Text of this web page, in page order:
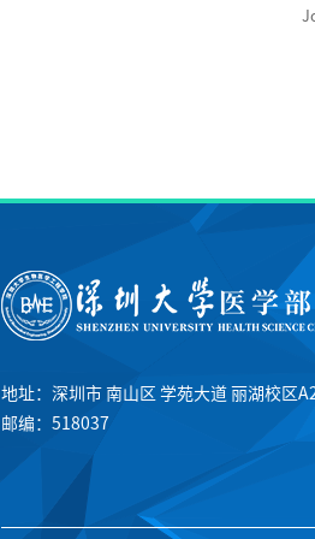
地址：深圳市 南山区 学苑大道 丽湖校区
邮编：518037